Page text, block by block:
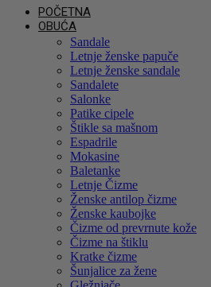
POČETNA
OBUĆA
Sandale
Letnje ženske papuče
Letnje ženske sandale
Sandalete
Salonke
Patike cipele
Štikle sa mašnom
Espadrile
Mokasine
Baletanke
Letnje Čizme
Ženske antilop čizme
Ženske kaubojke
Čizme od prevrnute kože
Čizme na štiklu
Kratke čizme
Šunjalice za žene